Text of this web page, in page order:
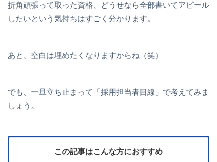
折角頑張って取った資格、どうせなら全部書いてアピール
したいという気持ちはすごく分かります。
あと、空白は埋めたくなりますからね（笑）
でも、一旦立ち止まって「採用担当者目線」で考えてみま
しょう。
この記事はこんな方におすすめ